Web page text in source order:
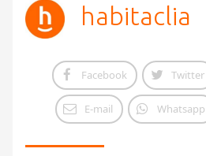
habitaclia
Facebook Twitter
E-mail Whatsapp